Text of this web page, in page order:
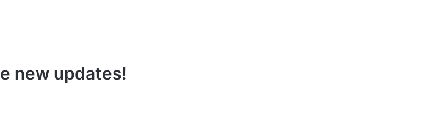
new updates!